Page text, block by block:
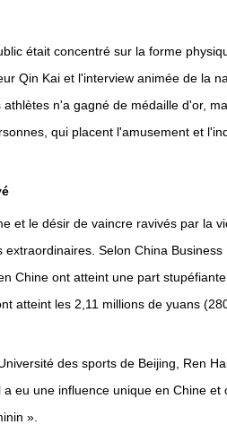
était concentré sur la forme
Qin Kai et l'interview animée de la
athlètes n'a gagné de médaille d'or,
qui placent l'amusement et
et le désir de vaincre ravivés par la
extraordinaires. Selon China
Chine ont atteint une part
atteint les 2,11 millions de yuans
des sports de Beijing, Ren
eu une influence unique en Chine et
».